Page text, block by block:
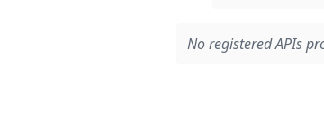
No registered APIs